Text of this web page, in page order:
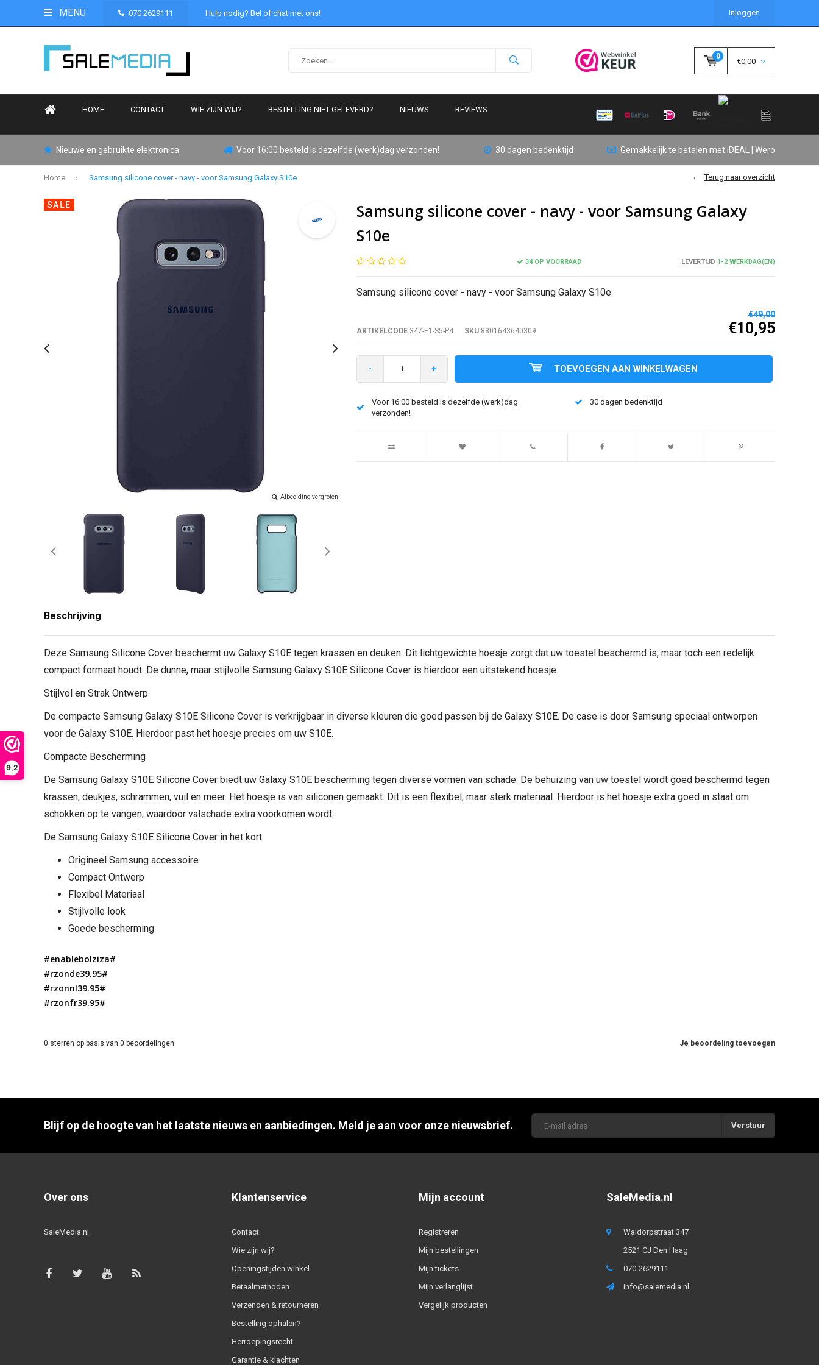
9,2
MENU 070 2629111 Hulp nodig? Bel of chat met ons! Inloggen
0
€0,00
HOME CONTACT WIE ZIJN WIJ? BESTELLING NIET GELEVERD? NIEUWS REVIEWS
Nieuwe en gebruikte elektronica Voor 16:00 besteld is dezelfde (werk)dag verzonden! 30 dagen bedenktijd Gemakkelijk te betalen met iDEAL | Wero
Home Samsung silicone cover - navy - voor Samsung Galaxy S10e Terug naar overzicht
SALE
Afbeelding vergroten
Samsung silicone cover - navy - voor Samsung Galaxy
S10e
34 OP VOORRAAD LEVERTIJD 1-2 WERKDAG(EN)
Samsung silicone cover - navy - voor Samsung Galaxy S10e
ARTIKELCODE347-E1-S5-P4 SKU8801643640309
€49,00
€10,95
- + TOEVOEGEN AAN WINKELWAGEN
Voor 16:00 besteld is dezelfde (werk)dag
verzonden!
30 dagen bedenktijd
Beschrijving
Deze Samsung Silicone Cover beschermt uw Galaxy S10E tegen krassen en deuken. Dit lichtgewichte hoesje zorgt dat uw toestel beschermd is, maar toch een redelijk
compact formaat houdt. De dunne, maar stijlvolle Samsung Galaxy S10E Silicone Cover is hierdoor een uitstekend hoesje.
Stijlvol en Strak Ontwerp
De compacte Samsung Galaxy S10E Silicone Cover is verkrijgbaar in diverse kleuren die goed passen bij de Galaxy S10E. De case is door Samsung speciaal ontworpen
voor de Galaxy S10E. Hierdoor past het hoesje precies om uw S10E.
Compacte Bescherming
De Samsung Galaxy S10E Silicone Cover biedt uw Galaxy S10E bescherming tegen diverse vormen van schade. De behuizing van uw toestel wordt goed beschermd tegen
krassen, deukjes, schrammen, vuil en meer. Het hoesje is van siliconen gemaakt. Dit is een flexibel, maar sterk materiaal. Hierdoor is het hoesje extra goed in staat om
schokken op te vangen, waardoor valschade extra voorkomen wordt.
De Samsung Galaxy S10E Silicone Cover in het kort:
Origineel Samsung accessoire
Compact Ontwerp
Flexibel Materiaal
Stijlvolle look
Goede bescherming
#enablebolziza#
#rzonde39.95#
#rzonnl39.95#
#rzonfr39.95#
Je beoordeling toevoegen
0 sterren op basis van 0 beoordelingen
Blijf op de hoogte van het laatste nieuws en aanbiedingen. Meld je aan voor onze nieuwsbrief. Verstuur
Over ons
SaleMedia.nl
Klantenservice
Contact
Wie zijn wij?
Openingstijden winkel
Betaalmethoden
Verzenden & retourneren
Bestelling ophalen?
Herroepingsrecht
Garantie & klachten
Mijn account
Registreren
Mijn bestellingen
Mijn tickets
Mijn verlanglijst
Vergelijk producten
SaleMedia.nl
Waldorpstraat 347
2521 CJ Den Haag
070-2629111
info@salemedia.nl